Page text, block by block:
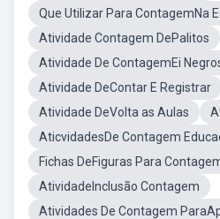
Que Utilizar Para ContagemNa
Atividade Contagem DePalitos
Atividade De ContagemEi
Atividade DeContar E Registrar
Atividade DeVolta as Aulas
AticvidadesDe Contagem
Fichas DeFiguras Para
AtividadeInclusão Contagem
Atividades De Contagem